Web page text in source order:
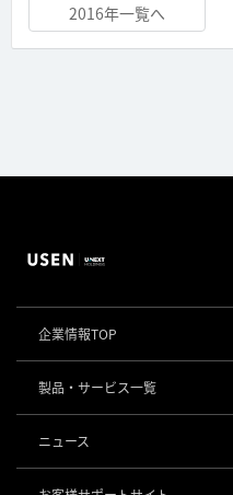
2016年一覧へ
企業情報TOP
会社概要・役員一覧
事業内容
社長メッセージ
製品・サービス一覧
POSレジ 他
USENレジ
お役立ち情報
ニュース